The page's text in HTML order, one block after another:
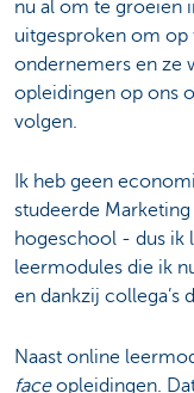
nu al om te groeien
uitgesproken om op
ondernemers en ze
opleidingen op ons
volgen.
Ik heb geen
studeerde Marketing
hogeschool - dus ik
leermodules die ik
en dankzij collega’s
Naast online
faceopleidingen.